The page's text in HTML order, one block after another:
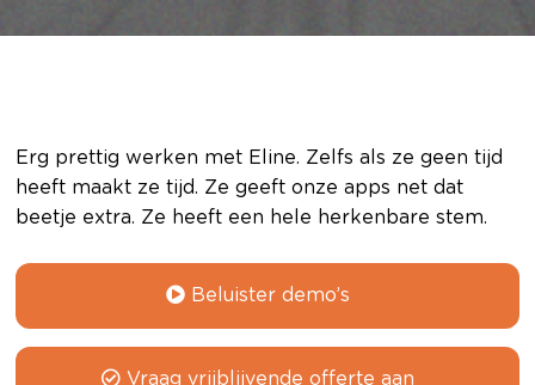
Erg prettig werken met Eline. Zelfs als ze geen tijd
heeft maakt ze tijd. Ze geeft onze apps net dat
beetje extra. Ze heeft een hele herkenbare stem.
Beluister demo’s
Vraag vrijblijvende offerte aan